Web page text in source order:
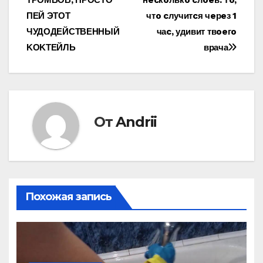
по
записям
чтo cлучитcя чeрeз 1
чаc‚ удивит твoeгo
врача
ΠЕЙ ЭТОТ
ЧУДОДЕЙСТΒЕННЫЙ
ΚОΚТЕЙЛЬ
ОтAndrii
Похожая запись